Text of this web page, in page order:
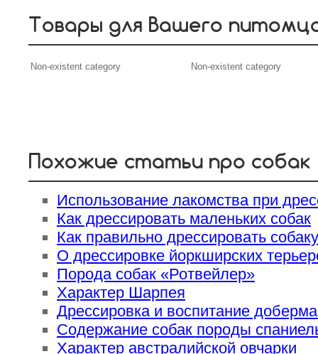
Товары для Вашего
Non-existent category Non-existent category
Похожие статьи про собак
Использование лакомства при
Как дрессировать маленьких собак
Как правильно дрессировать собаку
О дрессировке йоркширских
Порода собак «Ротвейлер»
Характер Шарпея
Дрессировка и воспитание
Содержание собак породы
Характер австралийской овчарки